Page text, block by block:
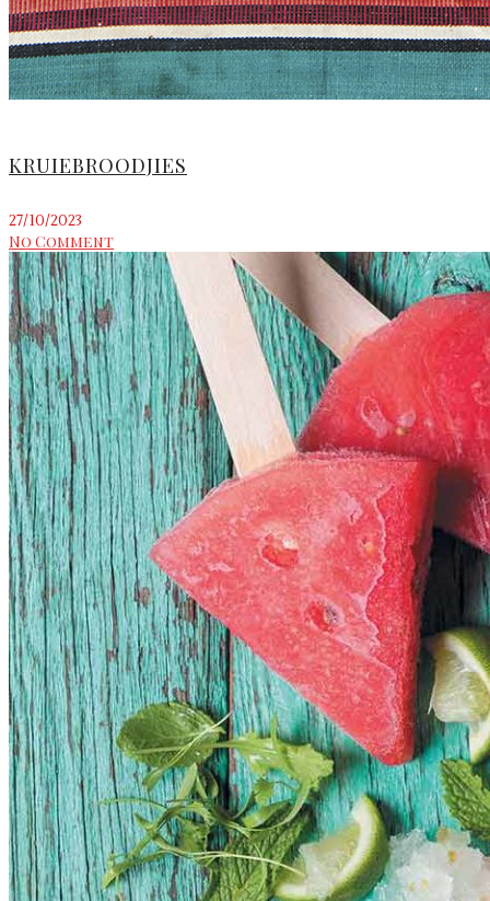
KRUIEBROODJIES
27/10/2023
No Comment